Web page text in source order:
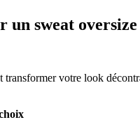
un sweat oversize
votre look